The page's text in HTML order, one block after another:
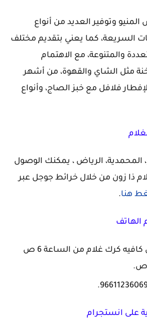
وتوفير العديد من أنواع
السريعة، كما يعني بتقديم مختلف
والمتنوعة، مع الاهتمام
مثل الشاي والقهوة، من أشهر
فلافل مع خبز الصاج، وأنواع
المحمدية، الرياض ، يمكنك الوصول
ذا زون من خلال خرائط جوجل عبر
هنا.
الهاتف
يبدأ العمل في كافيه كرك غلام من الساعة 6 ص
على انستجرام